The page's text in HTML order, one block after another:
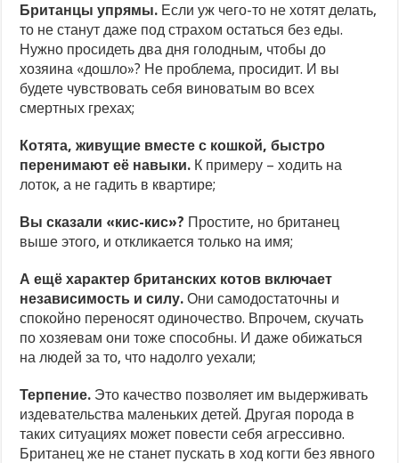
Британцы упрямы. Если уж чего-то не хотят делать,
то не станут даже под страхом остаться без еды.
Нужно просидеть два дня голодным, чтобы до
хозяина «дошло»? Не проблема, просидит. И вы
будете чувствовать себя виноватым во всех
смертных грехах;
Котята, живущие вместе с кошкой, быстро
перенимают её навыки. К примеру – ходить на
лоток, а не гадить в квартире;
Вы сказали «кис-кис»? Простите, но британец
выше этого, и откликается только на имя;
А ещё характер британских котов включает
независимость и силу. Они самодостаточны и
спокойно переносят одиночество. Впрочем, скучать
по хозяевам они тоже способны. И даже обижаться
на людей за то, что надолго уехали;
Терпение. Это качество позволяет им выдерживать
издевательства маленьких детей. Другая порода в
таких ситуациях может повести себя агрессивно.
Британец же не станет пускать в ход когти без явного